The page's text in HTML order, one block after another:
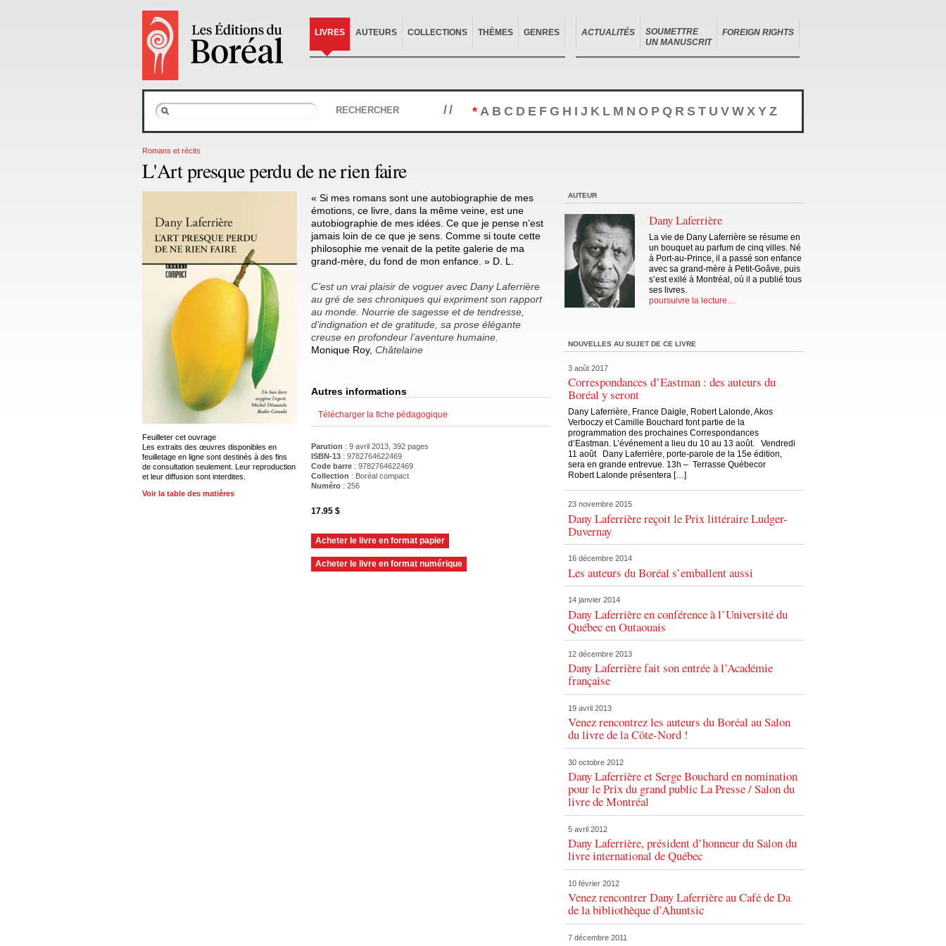
LIVRES AUTEURS COLLECTIONS THÈMES GENRES ACTUALITÉS
SOUMETTRE
UN MANUSCRIT
FOREIGN RIGHTS
RECHERCHER // * A B C D E F G H I J K L M N O P Q R S T U V W X Y Z
Romans et récits
L'Art presque perdu de ne rien faire
Feuilleter cet ouvrage
Les extraits des œuvres disponibles en
feuilletage en ligne sont destinés à des fins
de consultation seulement. Leur reproduction
et leur diffusion sont interdites.
Voir la table des matières
« Si mes romans sont une autobiographie de mes
émotions, ce livre, dans la même veine, est une
autobiographie de mes idées. Ce que je pense n’est
jamais loin de ce que je sens. Comme si toute cette
philosophie me venait de la petite galerie de ma
grand-mère, du fond de mon enfance. » D. L.
C’est un vrai plaisir de voguer avec Dany Laferrière
au gré de ses chroniques qui expriment son rapport
au monde. Nourrie de sagesse et de tendresse,
d’indignation et de gratitude, sa prose élégante
creuse en profondeur l’aventure humaine.
Monique Roy, Châtelaine
Autres informations
Télécharger la fiche pédagogique
Parution : 9 avril 2013, 392 pages
ISBN-13 : 9782764622469
Code barre : 9782764622469
Collection : Boréal compact
Numéro : 256
17.95 $
Acheter le livre en format papier
Acheter le livre en format numérique
AUTEUR
Dany Laferrière
La vie de Dany Laferrière se résume en
un bouquet au parfum de cinq villes. Né
à Port-au-Prince, il a passé son enfance
avec sa grand-mère à Petit-Goâve, puis
s’est exilé à Montréal, où il a publié tous
ses livres.
poursuivre la lecture…
NOUVELLES AU SUJET DE CE LIVRE
3 août 2017
Correspondances d’Eastman : des auteurs du
Boréal y seront
Dany Laferrière, France Daigle, Robert Lalonde, Akos
Verboczy et Camille Bouchard font partie de la
programmation des prochaines Correspondances
d’Eastman. L’événement a lieu du 10 au 13 août. Vendredi
11 août Dany Laferrière, porte-parole de la 15e édition,
sera en grande entrevue. 13h – Terrasse Québecor
Robert Lalonde présentera […]
23 novembre 2015
Dany Laferrière reçoit le Prix littéraire Ludger-
Duvernay
16 décembre 2014
Les auteurs du Boréal s’emballent aussi
14 janvier 2014
Dany Laferrière en conférence à l’Université du
Québec en Outaouais
12 décembre 2013
Dany Laferrière fait son entrée à l’Académie
française
19 avril 2013
Venez rencontrez les auteurs du Boréal au Salon
du livre de la Côte-Nord !
30 octobre 2012
Dany Laferrière et Serge Bouchard en nomination
pour le Prix du grand public La Presse / Salon du
livre de Montréal
5 avril 2012
Dany Laferrière, président d’honneur du Salon du
livre international de Québec
10 février 2012
Venez rencontrer Dany Laferrière au Café de Da
de la bibliothèque d’Ahuntsic
7 décembre 2011